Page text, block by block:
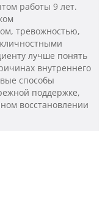
работы 9 лет.
тревожностью,
лучше понять
внутреннего
способы
поддержке,
восстановлении